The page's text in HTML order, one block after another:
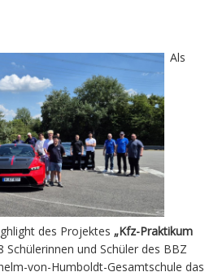
Als
des Projektes „Kfz-Praktikum
und Schüler des BBZ
von-Humboldt-Gesamtschule das